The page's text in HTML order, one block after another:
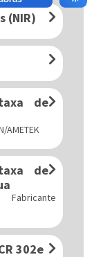
(NIR)
de
AMETEK
de
302e